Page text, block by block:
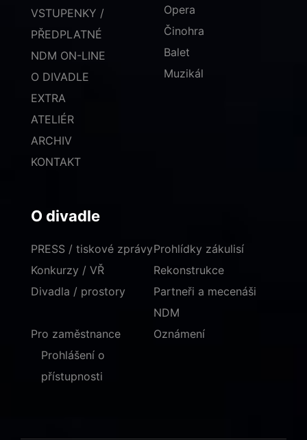
VSTUPENKY /
PŘEDPLATNÉ
NDM ON-LINE
O DIVADLE
EXTRA
ATELIÉR
ARCHIV
KONTAKT
Opera
Činohra
Balet
Muzikál
O divadle
PRESS / tiskové zprávy
Konkurzy / VŘ
Divadla / prostory
Prohlídky zákulisí
Rekonstrukce
Partneři a mecenáši
NDM
Pro zaměstnance
Oznámení
Prohlášení o
přístupnosti